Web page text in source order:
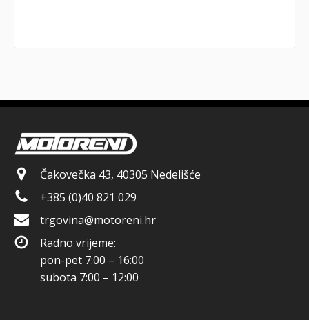
Čakovečka 43, 40305 Nedelišće
+385 (0)40 821 029
trgovina@motoreni.hr
Radno vrijeme:
pon-pet 7:00 – 16:00
subota 7:00 – 12:00